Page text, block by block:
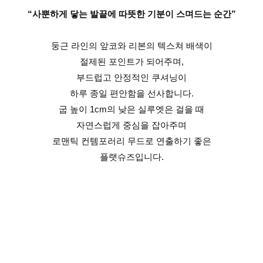
“사뿐하게 닿는 발끝에 따뜻한 기분이 스며드는 순간”
둥근 라인의 앞코와 리본의 텍스쳐 배색이
절제된 포인트가 되어주며,
부드럽고 안정적인 쿠셔닝이
하루 종일 편안함을 선사합니다.
굽 높이 1cm의 낮은 실루엣은 걸을 때
자연스럽게 중심을 잡아주며
로맨틱 컨템포러리 무드로 연출하기 좋은